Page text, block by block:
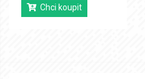
Chci koupit